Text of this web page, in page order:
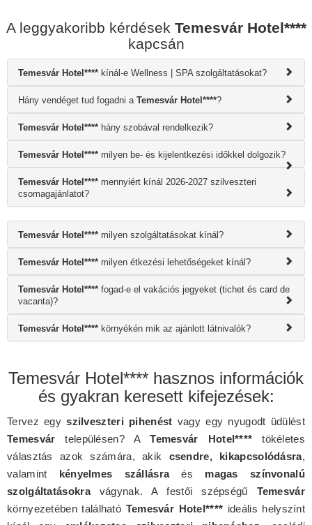
A leggyakoribb kérdések Temesvár Hotel****
kapcsán
Temesvár Hotel**** kínál-e Wellness | SPA szolgáltatásokat?
Hány vendéget tud fogadni a Temesvár Hotel****?
Temesvár Hotel**** hány szobával rendelkezik?
Temesvár Hotel**** milyen be- és kijelentkezési időkkel dolgozik?
Temesvár Hotel**** mennyiért kínál 2026-2027 szilveszteri
csomagajánlatot?
Temesvár Hotel**** milyen szolgáltatásokat kínál?
Temesvár Hotel**** milyen étkezési lehetőségeket kínál?
Temesvár Hotel**** fogad-e el vakációs jegyeket (tichet és card de
vacanta)?
Temesvár Hotel**** környékén mik az ajánlott látnivalók?
Temesvár Hotel**** hasznos információk
és gyakran keresett kifejezések:
Tervez egyszilveszteri pihenést vagy egy nyugodt üdülést
Temesvár településen? ATemesvár Hotel**** tökéletes
választás azok számára, akik csendre, kikapcsolódásra,
valamint kényelmes szállásraés magas színvonalú
szolgáltatásokravágynak. A festői szépségű Temesvár
környezetében található Temesvár Hotel**** ideális helyszínt